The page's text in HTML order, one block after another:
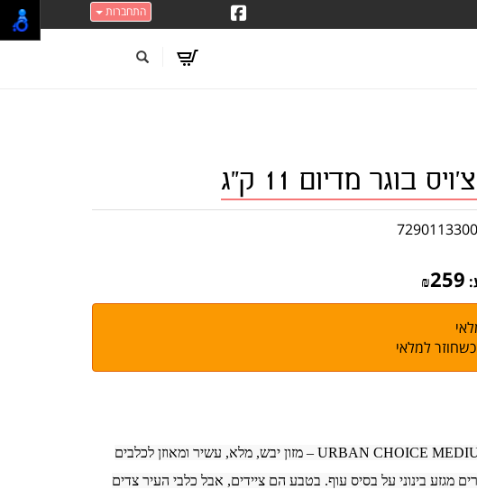
התחברות
בוגר מדיום 11 ק"ג
₪259
כשחוזר למלאי
URBAN CHOICE MEDIUM BREED – מזון יבש, מלא, עשיר ומאוזן לכלבים
מגזע בינוני על בסיס עוף. בטבע הם ציידים, אבל כלבי העיר צדים